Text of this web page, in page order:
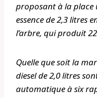
proposant à la
essence de 2,3 litres
l’arbre, qui produit
Quelle que soit la
diesel de 2,0 litres
automatique à six